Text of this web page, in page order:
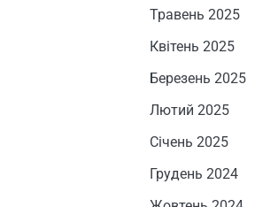
Травень 2025
Квітень 2025
Березень 2025
Лютий 2025
Січень 2025
Грудень 2024